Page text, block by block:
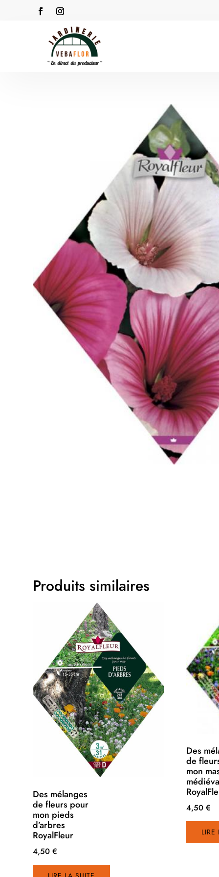
Produits similaires
Des mélanges
de fleurs pour
mon pieds
d’arbres
RoyalFleur
4,50€
Des
de
mon
4,50€
LIRE